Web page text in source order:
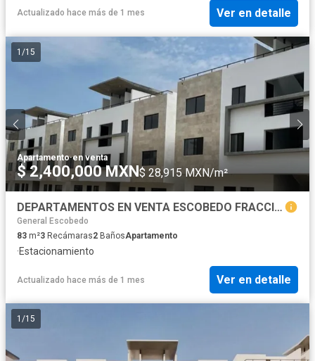
Actualizado hace más de 1 mes Ver en detalle
1 /15
Apartamento·en venta
$ 2,400,000 MXN$ 28,915 MXN/m²
DEPARTAMENTOS EN VENTA ESCOBEDO FRACCIONAMIENTO REDEN
General Escobedo
83 m²3 Recámaras2 BañosApartamento
·Estacionamiento
Actualizado hace más de 1 mes Ver en detalle
1 /15